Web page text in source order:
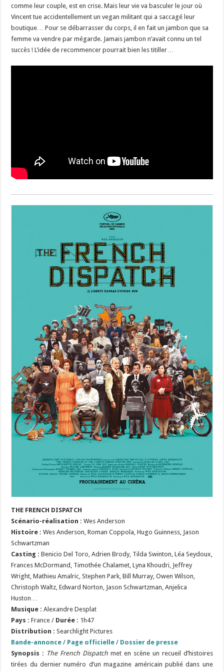
comme leur couple, est en crise. Mais leur vie va basculer le jour où
Vincent tue accidentellement un vegan militant qui a saccagé leur
boutique… Pour se débarrasser du corps, il en fait un jambon que sa
femme va vendre par mégarde. Jamais jambon n’avait connu un tel
succès ! L’idée de recommencer pourrait bien les titiller…
THE FRENCH DISPATCH
Scénario-réalisation : Wes Anderson
Histoire : Wes Anderson, Roman Coppola, Hugo Guinness, Jason
Schwartzman
Casting : Benicio Del Toro, Adrien Brody, Tilda Swinton, Léa Seydoux,
Frances McDormand, Timothée Chalamet, Lyna Khoudri, Jeffrey
Wright, Mathieu Amalric, Stephen Park,Bill Murray, Owen Wilson,
Christoph Waltz, Edward Norton, JasonSchwartzman,Anjelica
Huston…
Musique :Alexandre Desplat
Pays : France / Durée : 1h47
Distribution : Searchlight Pictures
Bande-annonce / Page officielle / Dossier de presse
Synopsis : The French Dispatch met en scène un recueil d’histoires
tirées du dernier numéro d’un magazine américain publié dans une